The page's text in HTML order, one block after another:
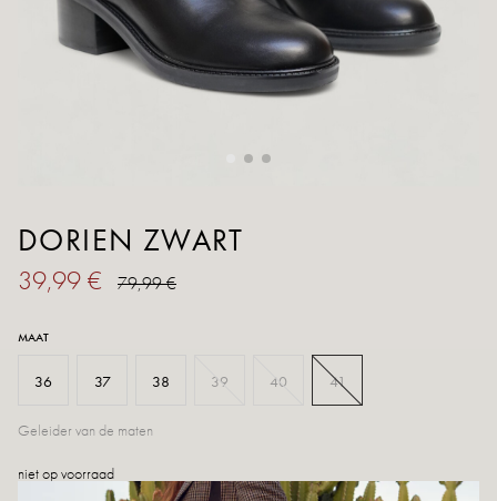
DORIEN ZWART
39,99 € 79,99 €
MAAT
36 37 38 39 40 41
Geleider van de maten
niet op voorraad